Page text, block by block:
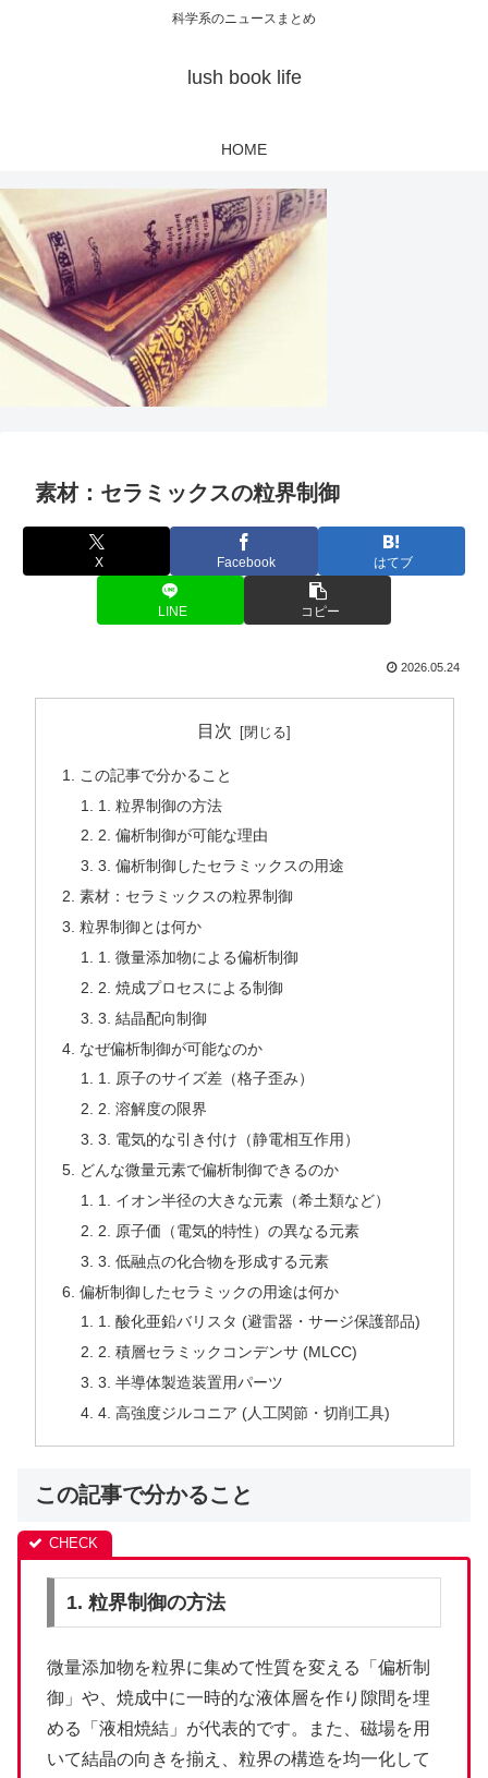
科学系のニュースまとめ
lush book life
HOME
素材：セラミックスの粒界制御
X Facebook はてブ
LINE コピー
2026.05.24
目次
この記事で分かること
1. 粒界制御の方法
2. 偏析制御が可能な理由
3. 偏析制御したセラミックスの用途
素材：セラミックスの粒界制御
粒界制御とは何か
1. 微量添加物による偏析制御
2. 焼成プロセスによる制御
3. 結晶配向制御
なぜ偏析制御が可能なのか
1. 原子のサイズ差（格子歪み）
2. 溶解度の限界
3. 電気的な引き付け（静電相互作用）
どんな微量元素で偏析制御できるのか
1. イオン半径の大きな元素（希土類など）
2. 原子価（電気的特性）の異なる元素
3. 低融点の化合物を形成する元素
偏析制御したセラミックの用途は何か
1. 酸化亜鉛バリスタ (避雷器・サージ保護部品)
2. 積層セラミックコンデンサ (MLCC)
3. 半導体製造装置用パーツ
4. 高強度ジルコニア (人工関節・切削工具)
この記事で分かること
1. 粒界制御の方法
微量添加物を粒界に集めて性質を変える「偏析制
御」や、焼成中に一時的な液体層を作り隙間を埋
める「液相焼結」が代表的です。また、磁場を用
いて結晶の向きを揃え、粒界の構造を均一化して